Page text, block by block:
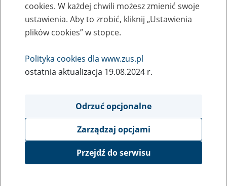
Zaproś ZUS do siebie - zakładanie profili
eZUS w siedzibie Twojej firmy
Rodzaj wydarzenia
Szkolenia
Obszar merytoryczny
obsługa klientów
Opis wydarzenia
Platforma Usług Elektronicznych ZUS eZUS
cookies. W każdej chwili możesz zmienić swoje
ustawienia. Aby to zrobić, kliknij „Ustawienia
plików cookies” w stopce.
Polityka cookies dla www.zus.pl
ostatnia aktualizacja 19.08.2024 r.
Odrzuć opcjonalne
Zarządzaj opcjami
Przejdź do serwisu